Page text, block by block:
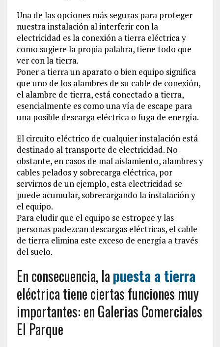
Una de las opciones más seguras para proteger
nuestra instalación al interferir con la
electricidad es la conexión a tierra eléctrica y
como sugiere la propia palabra, tiene todo que
ver con la tierra.
Poner a tierra un aparato o bien equipo significa
que uno de los alambres de su cable de conexión,
el alambre de tierra, está conectado a tierra,
esencialmente es como una vía de escape para
una posible descarga eléctrica o fuga de energía.
El circuito eléctrico de cualquier instalación está
destinado al transporte de electricidad. No
obstante, en casos de mal aislamiento, alambres y
cables pelados y sobrecarga eléctrica, por
servirnos de un ejemplo, esta electricidad se
puede acumular, sobrecargando la instalación y
el equipo.
Para eludir que el equipo se estropee y las
personas padezcan descargas eléctricas, el cable
de tierra elimina este exceso de energía a través
del suelo.
En consecuencia, lapuesta a tierra
eléctrica tiene ciertas funciones muy
importantes: en Galerias Comerciales
El Parque